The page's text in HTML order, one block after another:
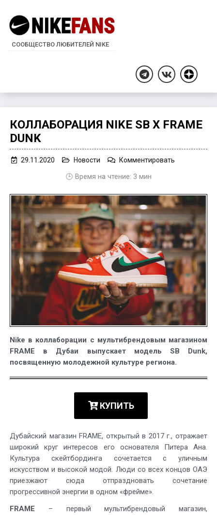
СООБЩЕСТВО ЛЮБИТЕЛЕЙ NIKE
TelegramВКонтакте
Дзен
КОЛЛАБОРАЦИЯ NIKE SB X FRAME
DUNK
29.11.2020 Новости Комментировать
x
FRAME
Dunk
🕒 Время на чтение: 3 мин
Nike в коллаборации с мультибрендовым магазином
FRAME в Дубаи выпускает модель SB Dunk,
посвященную молодежной культуре региона.
КУПИТЬ
Дубайский магазин FRAME, открытый в 2017 г., отражает
широкий круг интересов его основателя Питера Ана.
Культура скейтбординга сочетается с уличным
искусством и высокой модой. Люди со всех концов ОАЭ
приезжают сюда отпраздновать сочетание
прогрессивной энергии в одном «фрейме».
FRAME – первый мультибрендовый магазин,